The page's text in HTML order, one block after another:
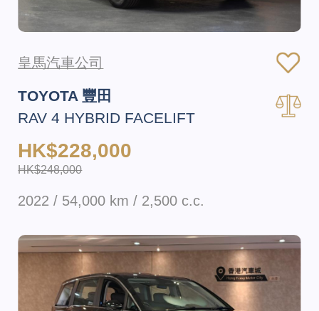
皇馬汽車公司
TOYOTA 豐田
RAV 4 HYBRID FACELIFT
HK$228,000
HK$248,000
2022 / 54,000 km / 2,500 c.c.